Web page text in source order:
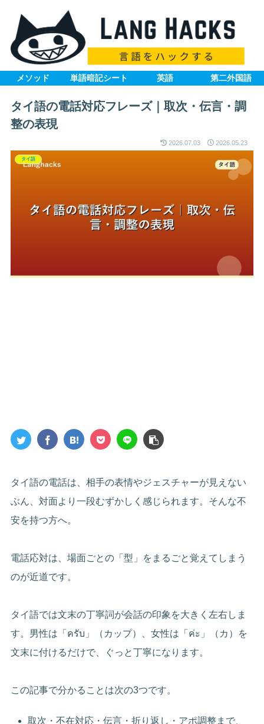
メソッド 単語暗記シート 英語 第二外国語
タイ語の電話対応フレーズ｜取次・伝言・調
整の表現
2026.07.03 2026.05.23
タイ語
タイ語の電話は、相手の表情やジェスチャーが見えない
ぶん、対面より一段むずかしく感じられます。そんな不
安を持つ方へ。
電話応対は、場面ごとの「型」をまるごと覚えてしまう
のが近道です。
タイ語では文末の丁寧詞が会話の印象を大きく左右しま
す。男性は「ครับ」（カップ）、女性は「ค่ะ」（カ）を
文末に付けるだけで、ぐっと丁寧になります。
この記事で分かることは次の3つです。
取次・不在対応・伝言・折り返し・アポ調整まで、